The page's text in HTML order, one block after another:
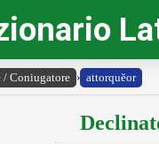
/ Coniugatore › attorquĕor